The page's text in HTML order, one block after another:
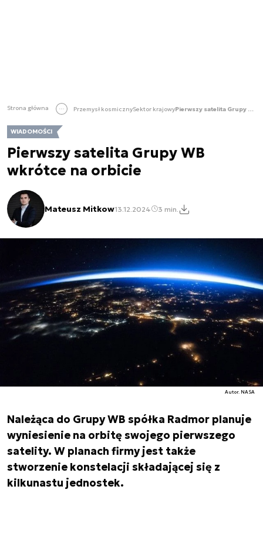
Strona główna Przemysł kosmicznySektor krajowy Pierwszy satelita Grupy WB wkrótce na orbicie
WIADOMOŚCI
Pierwszy satelita Grupy WB
wkrótce na orbicie
Mateusz Mitkow13.12.2024 3 min.
Autor. NASA
Należąca do Grupy WB spółka Radmor planuje
wyniesienie na orbitę swojego pierwszego
satelity. W planach firmy jest także
stworzenie konstelacji składającej się z
kilkunastu jednostek.